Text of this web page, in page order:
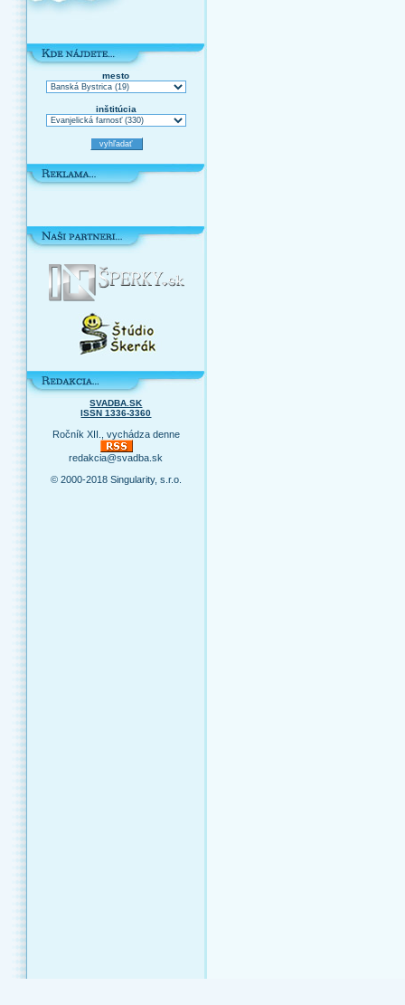
mesto
inštitúcia
SVADBA.SK
ISSN 1336-3360
Ročník XII., vychádza denne
redakcia@svadba.sk
© 2000-2018 Singularity, s.r.o.